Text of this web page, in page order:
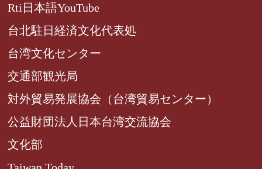
Rti日本語YouTube
台北駐日経済文化代表処
台湾文化センター
交通部観光局
対外貿易発展協会（台湾貿易センター）
公益財団法人日本台湾交流協会
文化部